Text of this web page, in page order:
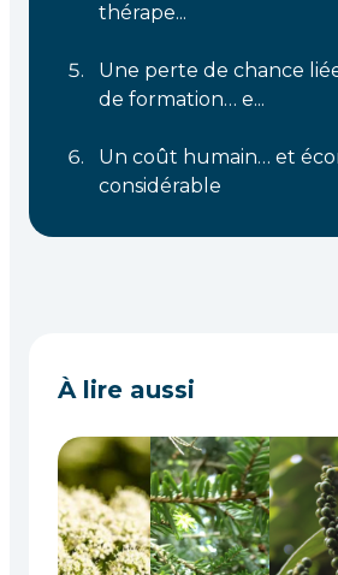
thérape...
Une perte de chance
de formation… e...
Un coût humain… et
considérable
À lire aussi